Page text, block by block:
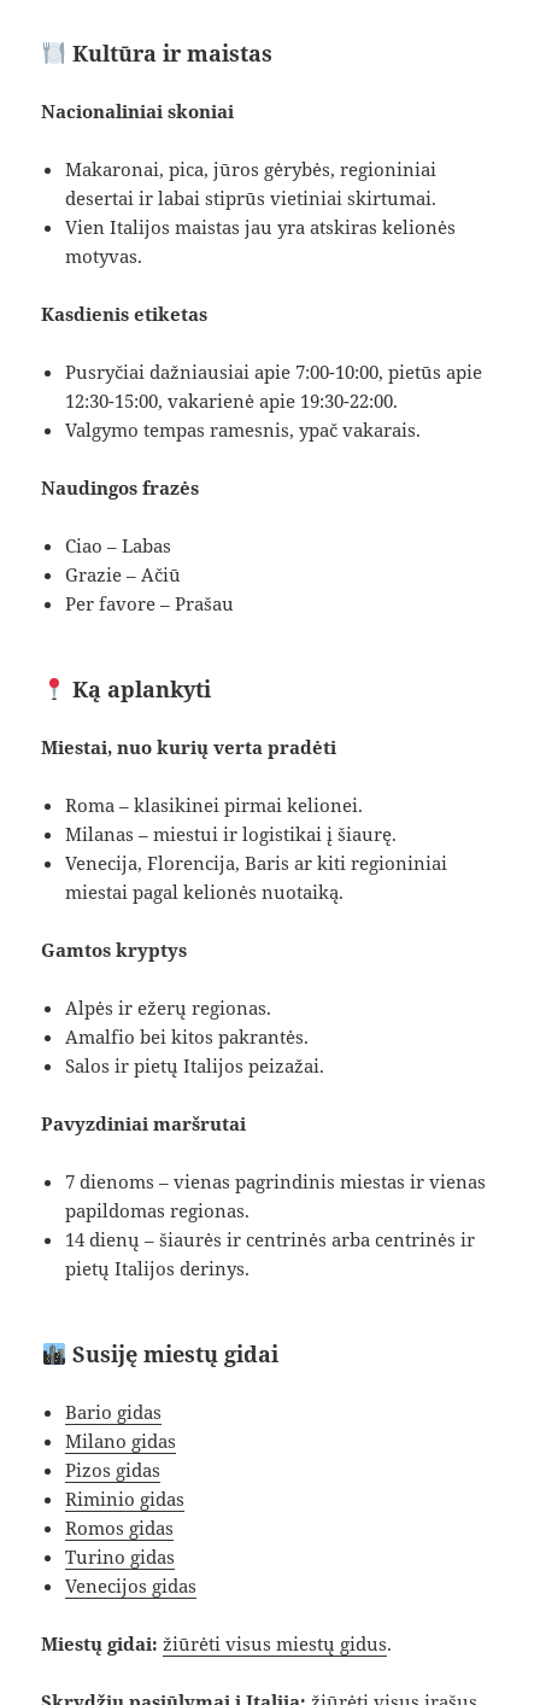
Kultūra ir maistas
Nacionaliniai skoniai
Makaronai, pica, jūros gėrybės, regioniniai
desertai ir labai stiprūs vietiniai skirtumai.
Vien Italijos maistas jau yra atskiras kelionės
motyvas.
Kasdienis etiketas
Pusryčiai dažniausiai apie 7:00-10:00, pietūs apie
12:30-15:00, vakarienė apie 19:30-22:00.
Valgymo tempas ramesnis, ypač vakarais.
Naudingos frazės
Ciao – Labas
Grazie – Ačiū
Per favore – Prašau
Ką aplankyti
Miestai, nuo kurių verta pradėti
Roma – klasikinei pirmai kelionei.
Milanas – miestui ir logistikai į šiaurę.
Venecija, Florencija, Baris ar kiti regioniniai
miestai pagal kelionės nuotaiką.
Gamtos kryptys
Alpės ir ežerų regionas.
Amalfio bei kitos pakrantės.
Salos ir pietų Italijos peizažai.
Pavyzdiniai maršrutai
7 dienoms – vienas pagrindinis miestas ir vienas
papildomas regionas.
14 dienų – šiaurės ir centrinės arba centrinės ir
pietų Italijos derinys.
Susiję miestų gidai
Bario gidas
Milano gidas
Pizos gidas
Riminio gidas
Romos gidas
Turino gidas
Venecijos gidas
Miestų gidai: žiūrėti visus miestų gidus.